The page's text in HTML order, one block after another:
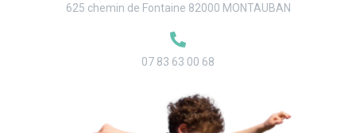
625 chemin de Fontaine 82000 MONTAUBAN
07 83 63 00 68